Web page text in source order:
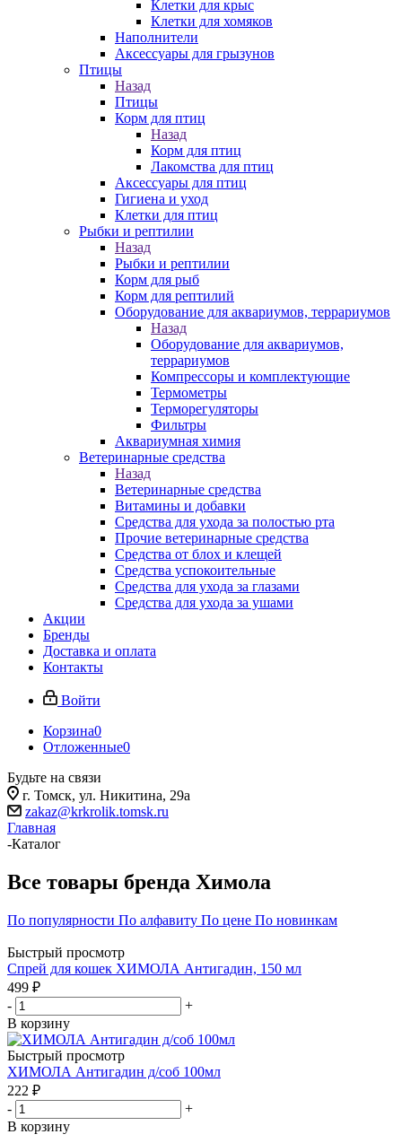
Клетки для крыс
Клетки для хомяков
Наполнители
Аксессуары для грызунов
Птицы
Назад
Птицы
Корм для птиц
Назад
Корм для птиц
Лакомства для птиц
Аксессуары для птиц
Гигиена и уход
Клетки для птиц
Рыбки и рептилии
Назад
Рыбки и рептилии
Корм для рыб
Корм для рептилий
Оборудование для аквариумов, террариумов
Назад
Оборудование для аквариумов,
террариумов
Компрессоры и комплектующие
Термометры
Терморегуляторы
Фильтры
Аквариумная химия
Ветеринарные средства
Назад
Ветеринарные средства
Витамины и добавки
Средства для ухода за полостью рта
Прочие ветеринарные средства
Средства от блох и клещей
Средства успокоительные
Средства для ухода за глазами
Средства для ухода за ушами
Акции
Бренды
Доставка и оплата
Контакты
Войти
Корзина0
Отложенные0
Будьте на связи
г. Томск, ​ул. Никитина, 29а
zakaz@krkrolik.tomsk.ru
Главная
-Каталог
Все товары бренда Химола
По популярности По алфавиту По цене По новинкам
Быстрый просмотр
Спрей для кошек ХИМОЛА Антигадин, 150 мл
499 ₽
-
+
В корзину
Быстрый просмотр
ХИМОЛА Антигадин д/соб 100мл
222 ₽
-
+
В корзину